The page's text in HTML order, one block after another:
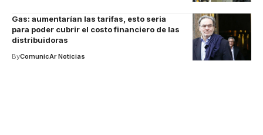
Gas: aumentarían las tarifas, esto seria
para poder cubrir el costo financiero de las
distribuidoras
ByComunicAr Noticias